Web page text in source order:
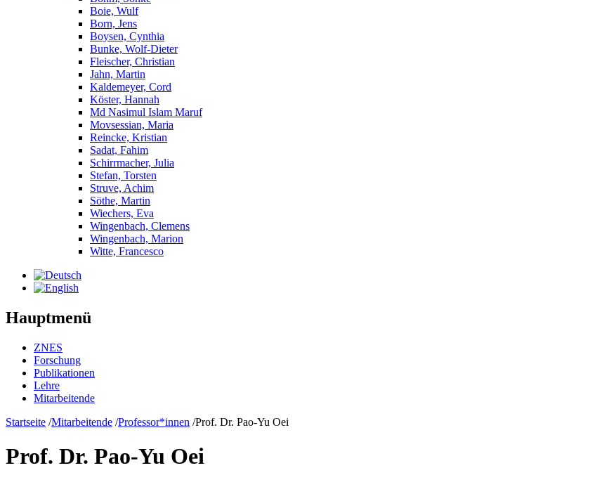
Boie, Wulf
Born, Jens
Boysen, Cynthia
Bunke, Wolf-Dieter
Fleischer, Christian
Jahn, Martin
Kaldemeyer, Cord
Köster, Hannah
Md Nasimul Islam Maruf
Movsessian, Maria
Reincke, Kristian
Sadat, Fahim
Schirrmacher, Julia
Stefan, Torsten
Struve, Achim
Söthe, Martin
Wiechers, Eva
Wingenbach, Clemens
Wingenbach, Marion
Witte, Francesco
Hauptmenü
ZNES
Forschung
Publikationen
Lehre
Mitarbeitende
Startseite /Mitarbeitende /Professor*innen /Prof. Dr. Pao-Yu Oei
Prof. Dr. Pao-Yu Oei